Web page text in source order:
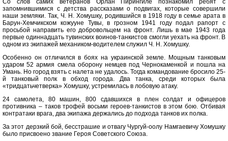
Со слов самих ветеранов Орлан Пирингиле познакомил ребят с
запомнившимися с детства рассказами о подвигах, которые совершили
наши земляки. Так, Ч. Н. Хомушку, родившийся в 1918 году в семье арата в
Барун-Хемчикском кожууне Тувы, в грозном 1941 году подал рапорт с
просьбой направить его добровольцем на фронт. Лишь в мае 1943 года
первые одиннадцать тувинских воинов-танкистов смогли уехать на фронт. В
одном из экипажей механиком-водителем служил Ч. Н. Хомушку.
Особенно он отличился в боях на украинской земле. Мощным танковым
ударом 52 армия смела оборону немцев под Чернокаменкой и пошла на
Умань. Но город взять с налета не удалось. Тогда командование бросило 25-
й танковый полк в обход города. Два танка, среди которых была
«тридцатьчетверка» Хомушку, устремилась в лобовую атаку.
24 самолета, 80 машин, 800 сдавшихся в плен солдат и офицеров
противника – таков трофей восьми героев-танкистов в этом бою. Отбивая
контратаки врага, два экипажа держались до подхода танков их полка.
За этот дерзкий бой, бесстрашие и отвагу Чургуй-оолу Намгаевичу Хомушку
было присвоено звание Героя Советского Союза.